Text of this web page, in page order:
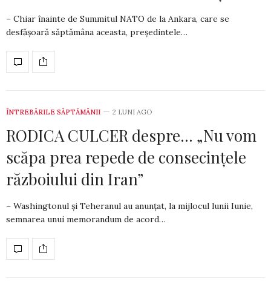
– Chiar înainte de Summitul NATO de la Ankara, care se
desfășoară săptămâna aceasta, președintele…
ÎNTREBĂRILE SĂPTĂMÂNII 2 LUNI AGO
RODICA CULCER despre… „Nu vom
scăpa prea repede de consecințele
războiului din Iran”
– Washingtonul și Teheranul au anunțat, la mijlocul lunii Iunie,
semnarea unui memorandum de acord…